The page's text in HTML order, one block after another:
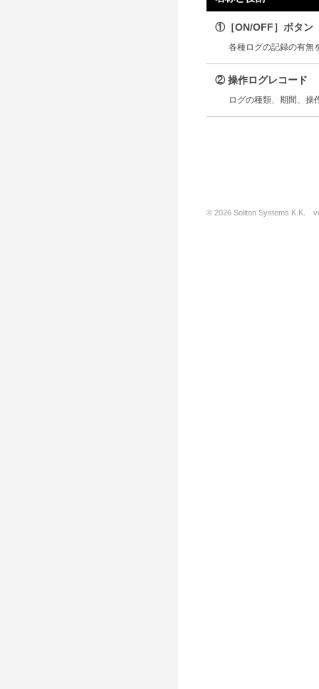
①［ON/OFF］ボタン
各種ログの記録の有無
② 操作ログレコード
ログの種類、期間、操
© 2026 Soliton Systems K.K.